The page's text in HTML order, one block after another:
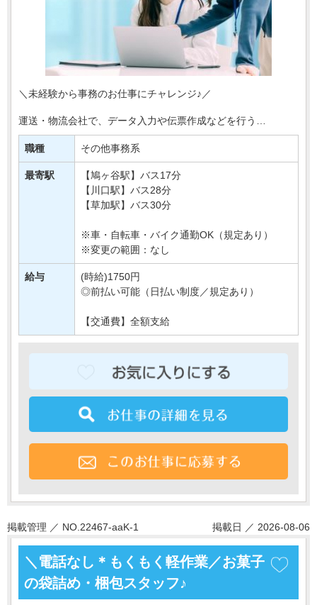
＼未経験から事務のお仕事にチャレンジ♪／
運送・物流会社で、データ入力や伝票作成などを行う
事務スタッフを募集します＊
お任せするのは、入出荷に関する情報入力や
書類整理など、物流を支えるサポート・・・
職種 その他事務系
最寄駅
【鳩ヶ谷駅】バス17分
【川口駅】バス28分
【草加駅】バス30分
※車・自転車・バイク通勤OK（規定あり）
※変更の範囲：なし
給与
(時給)1750円
◎前払い可能（日払い制度／規定あり）
【交通費】全額支給
掲載管理 ／ NO.22467-aaK-1 掲載日 ／ 2026-08-06
＼電話なし＊もくもく軽作業／お菓子
の袋詰め・梱包スタッフ♪